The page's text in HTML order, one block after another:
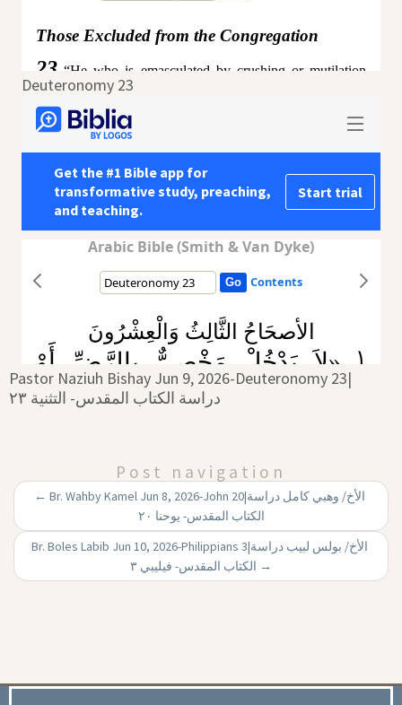
Deuteronomy 23
Pastor Naziuh Bishay Jun 9, 2026-Deuteronomy 23|‏
دراسة الكتاب المقدس- التثنية ۲۳
Post navigation
← Br. Wahby Kamel Jun 8, 2026-John 20|‏ الأخ/ وهبي كامل دراسة
الكتاب المقدس- يوحنا ۲۰
Br. Boles Labib Jun 10, 2026-Philippians 3|‏ الأخ/ بولس لبيب دراسة
→